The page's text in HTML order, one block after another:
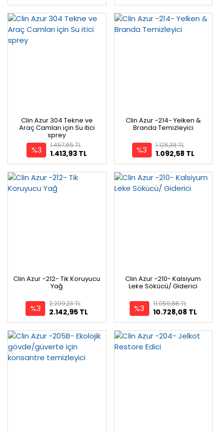
Clin Azur 304 Tekne ve
Araç Camları için Su itici
sprey
%3 1.413,93 TL
1.457,65 TL
Clin Azur -214- Yelken &
Branda Temizleyici
%3 1.092,58 TL
1.126,38 TL
Clin Azur -212- Tik Koruyucu
Yağ
%3 2.142,95 TL
2.209,23 TL
Clin Azur -210- Kalsiyum
Leke Sökücü/ Giderici
%3 10.728,08 TL
11.059,88 TL